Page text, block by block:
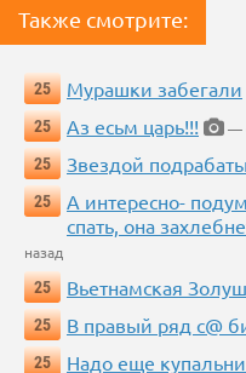
Также смотрите:
25 Мурашки забегали
25
Аз есьм царь!!!
—
25
Звездой
25
А интересно-
спать, она
назад
25
Вьетнамская
25
В правый ряд с@
25
Надо еще